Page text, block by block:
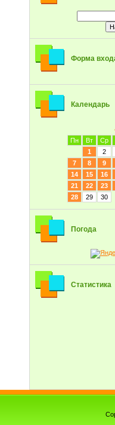
Форма
Календарь
Пн
Вт Ср
1
2
7
8 9
14
15 16
21
22 23
28
29 30
Погода
Статистика